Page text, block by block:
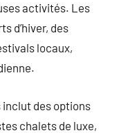
activités. Les
d’hiver, des
locaux,
inclut des options
chalets de luxe,